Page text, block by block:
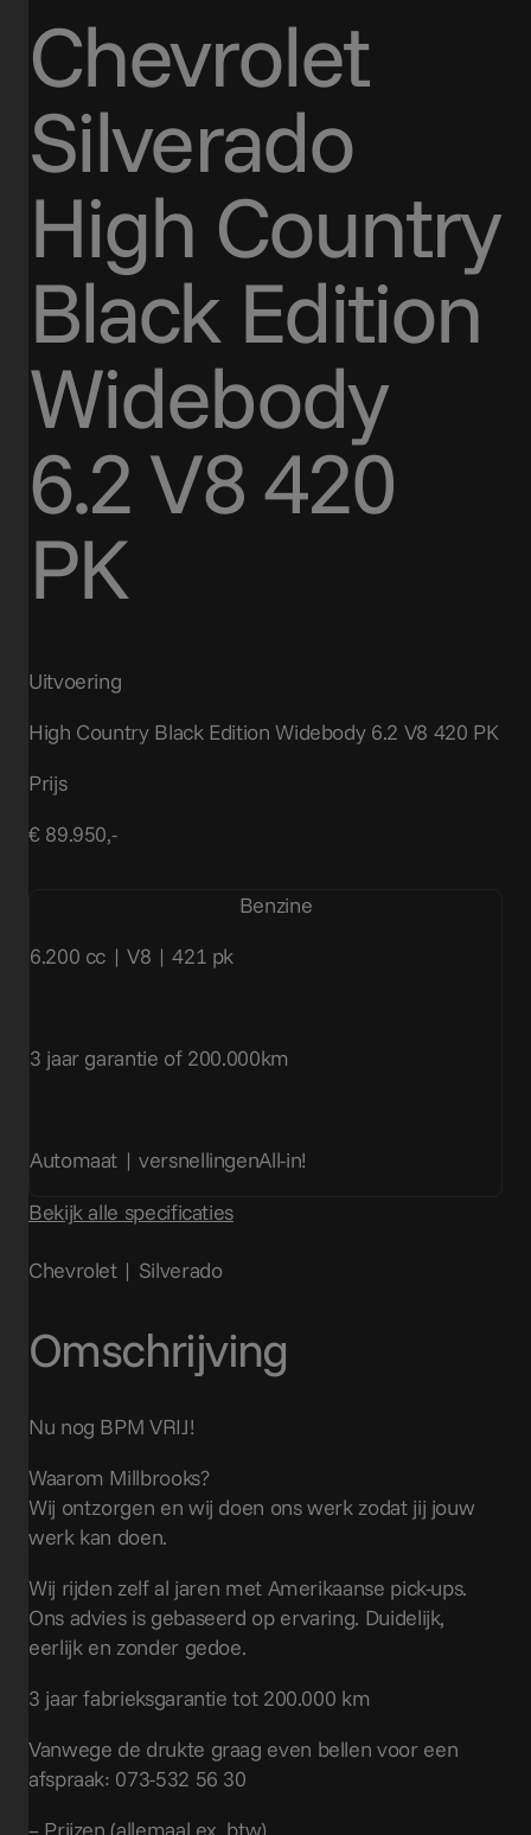
Chevrolet
Silverado
High Country
Black Edition
Widebody
6.2 V8 420
PK
Uitvoering
High Country Black Edition Widebody 6.2 V8 420 PK
Prijs
€ 89.950,-
6.200 cc | V8 | 421 pk
Benzine
3 jaar garantie of 200.000km
Automaat | versnellingenAll-in!
Bekijk alle specificaties
Chevrolet | Silverado
Omschrijving
Nu nog BPM VRIJ!
Waarom Millbrooks?
Wij ontzorgen en wij doen ons werk zodat jij jouw
werk kan doen.
Wij rijden zelf al jaren met Amerikaanse pick-ups.
Ons advies is gebaseerd op ervaring. Duidelijk,
eerlijk en zonder gedoe.
3 jaar fabrieksgarantie tot 200.000 km
Vanwege de drukte graag even bellen voor een
afspraak: 073-532 56 30
– Prijzen (allemaal ex. btw)